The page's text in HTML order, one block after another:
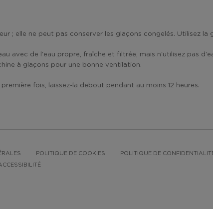
; elle ne peut pas conserver les glaçons congelés. Utilisez
avec de l'eau propre, fraîche et filtrée, mais n'utilisez pas
à glaçons pour une bonne ventilation.
fois, laissez-la debout pendant au moins 12 heures.
POLITIQUE DE COOKIES POLITIQUE DE